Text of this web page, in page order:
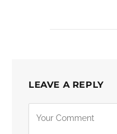
LEAVE A REPLY